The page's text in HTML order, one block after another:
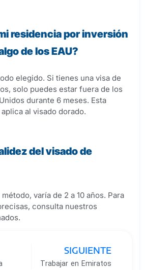
residencia por inversión
de los EAU?
elegido. Si tienes una visa de
solo puedes estar fuera de los
durante 6 meses. Esta
al visado dorado.
del visado de
varía de 2 a 10 años. Para
consulta nuestros
SIGUIENTE
Trabajar en Emiratos